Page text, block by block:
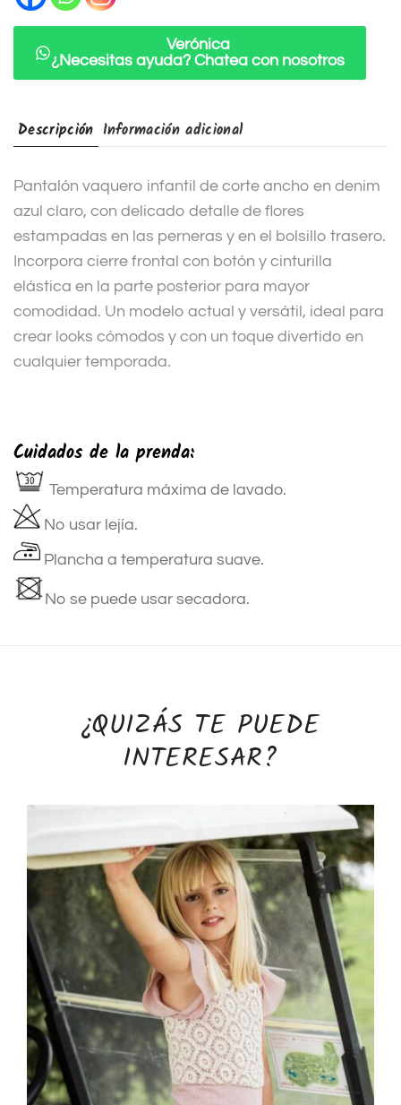
Verónica
¿Necesitas ayuda? Chatea con nosotros
Descripción Información adicional
Pantalón vaquero infantil de corte ancho en denim
azul claro, con delicado detalle de flores
estampadas en las perneras y en el bolsillo trasero.
Incorpora cierre frontal con botón y cinturilla
elástica en la parte posterior para mayor
comodidad. Un modelo actual y versátil, ideal para
crear looks cómodos y con un toque divertido en
cualquier temporada.
Cuidados de la prenda:
Temperatura máxima de lavado.
No usar lejía.
Plancha a temperatura suave.
No se puede usar secadora.
¿QUIZÁS TE PUEDE
INTERESAR?